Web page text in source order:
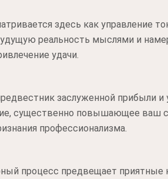
здесь как управление
реальность мыслями и
удачи.
заслуженной прибыли
существенно повышающее ваш
профессионализма.
процесс предвещает